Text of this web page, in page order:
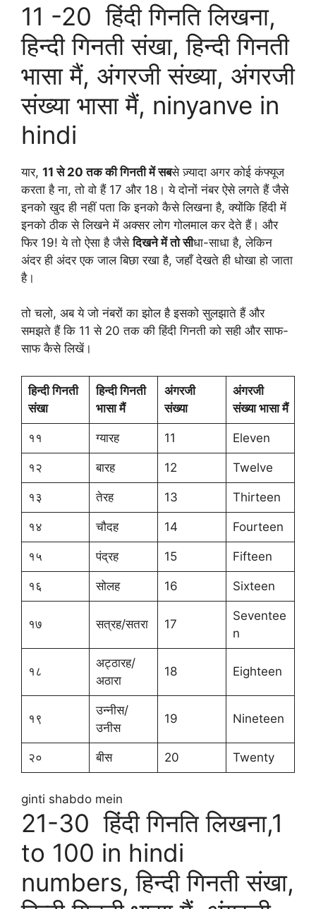
11 -20 हिंदी गिनति लिखना,
हिन्दी गिनती संखा, हिन्दी गिनती
भासा मैं, अंगरजी संख्या, अंगरजी
संख्या भासा मैं, ninyanve in
hindi
यार, 11 से 20 तक की गिनती में सबसे ज़्यादा अगर कोई कंफ्यूज
करता है ना, तो वो हैं 17 और 18। ये दोनों नंबर ऐसे लगते हैं जैसे
इनको खुद ही नहीं पता कि इनको कैसे लिखना है, क्योंकि हिंदी में
इनको ठीक से लिखने में अक्सर लोग गोलमाल कर देते हैं। और
फिर 19! ये तो ऐसा है जैसेदिखने में तो सीधा-साधा है, लेकिन
अंदर ही अंदर एक जाल बिछा रखा है, जहाँ देखते ही धोखा हो जाता
है।
तो चलो, अब ये जो नंबरों का झोल है इसको सुलझाते हैं और
समझते हैं कि 11 से 20 तक की हिंदी गिनती को सही और साफ-
साफ कैसे लिखें।
हिन्दी गिनती
संखा
हिन्दी गिनती
भासा मैं
अंगरजी
संख्या
अंगरजी
संख्या भासा मैं
११ ग्यारह 11 Eleven
१२ बारह 12 Twelve
१३ तेरह 13 Thirteen
१४ चौदह 14 Fourteen
१५ पंद्रह 15 Fifteen
१६ सोलह 16 Sixteen
१७ सत्रह/सतरा 17
Seventee
n
१८
अट्ठारह/
अठारा
18 Eighteen
१९
उन्नीस/
उनीस
19 Nineteen
२० बीस 20 Twenty
ginti shabdo mein
21-30 हिंदी गिनति लिखना,1
to 100 in hindi
numbers, हिन्दी गिनती संखा,